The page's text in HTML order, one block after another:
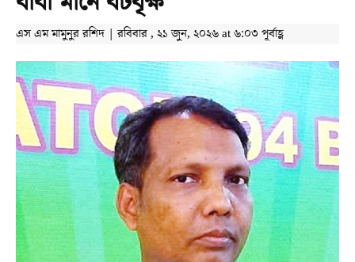
এস এম মামুনুর রশিদ | রবিবার , ২১ জুন, ২০২৬ at ৬:০৩ পূর্বাহ্ণ